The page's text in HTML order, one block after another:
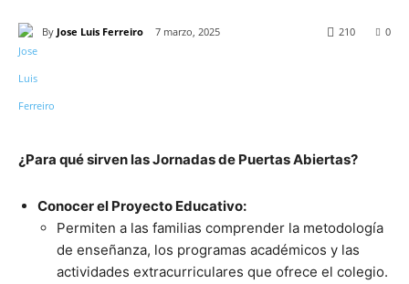
By Jose Luis Ferreiro 7 marzo, 2025 0
210
¿Para qué sirven las Jornadas de Puertas Abiertas?
Conocer el Proyecto Educativo:
Permiten a las familias comprender la metodología
de enseñanza, los programas académicos y las
actividades extracurriculares que ofrece el colegio.